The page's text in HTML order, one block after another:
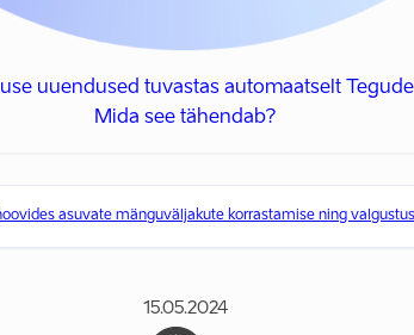
uuendused tuvastas automaatselt
Mida see tähendab?
asuvate mänguväljakute korrastamise ning
15.05.2024